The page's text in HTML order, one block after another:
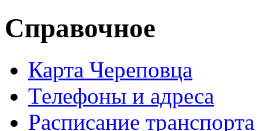
Справочное
Карта Череповца
Телефоны и адреса
Расписание транспорта